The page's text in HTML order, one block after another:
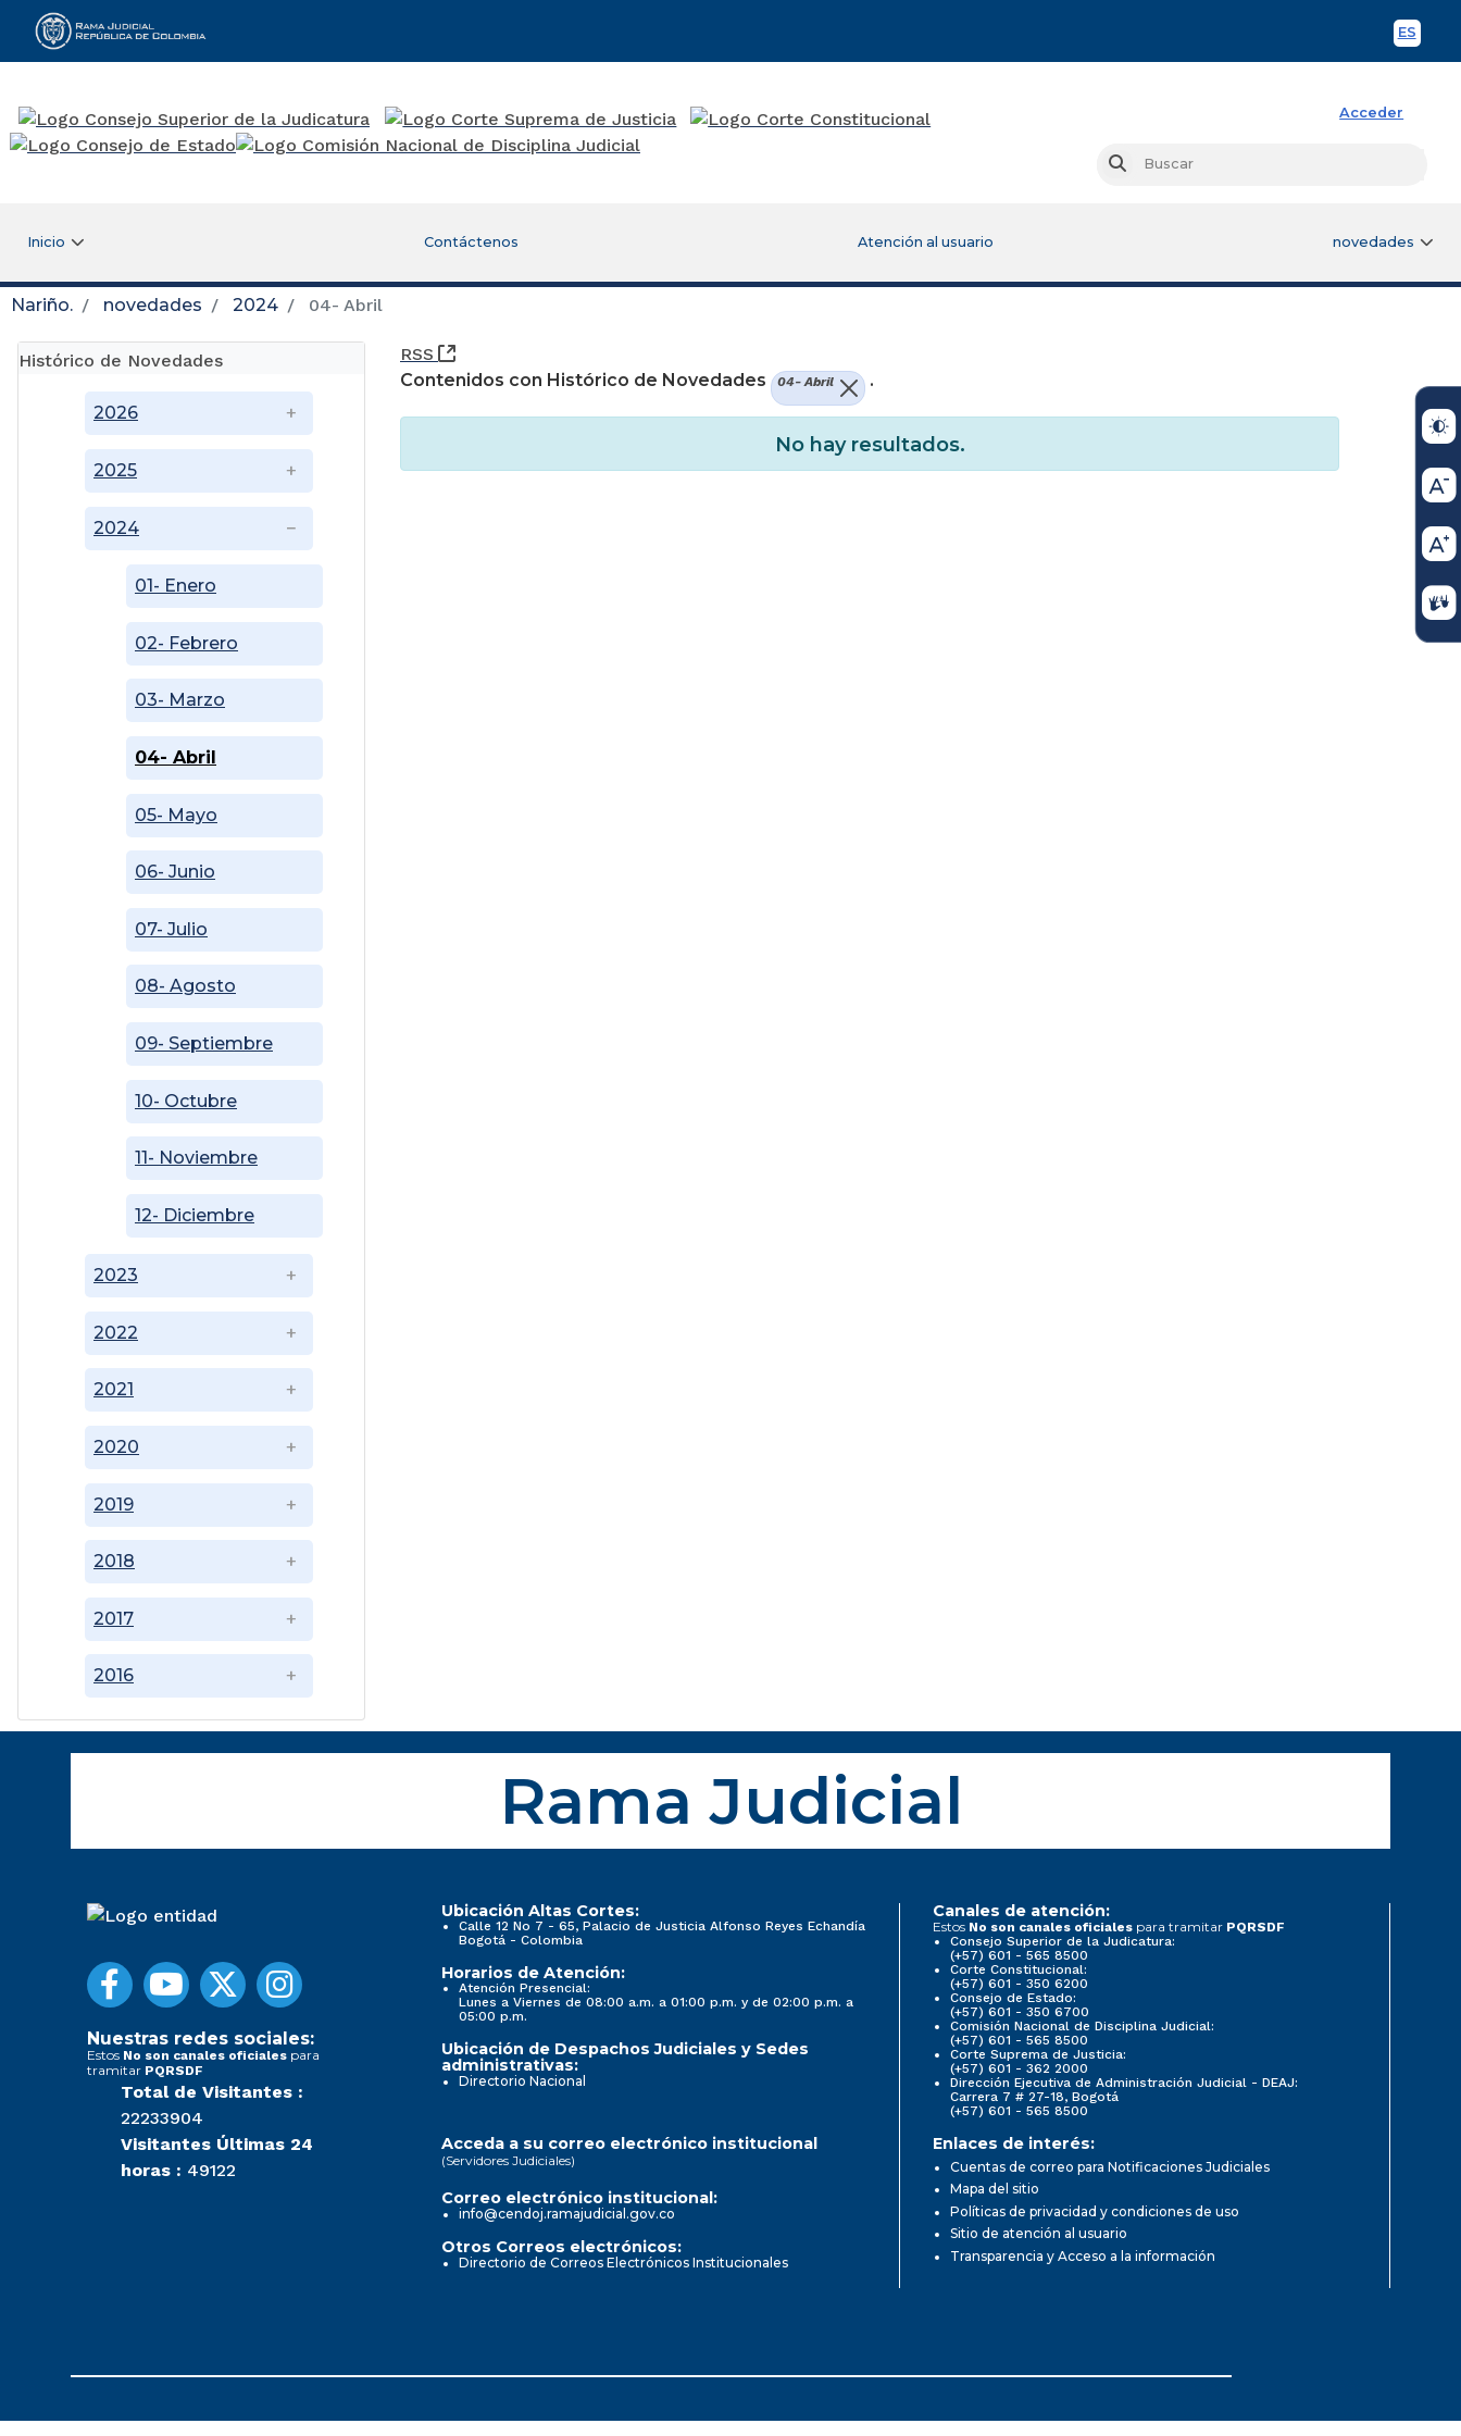
ES
Rama Judicial
Acceder
Buscar
Inicio Contáctenos Atención al usuario novedades
Nariño. novedades 2024 04- Abril
Histórico de Novedades
2016
2017
2018
2019
2020
2021
2022
2023
2024
01- Enero
02- Febrero
03- Marzo
04- Abril
05- Mayo
06- Junio
07- Julio
08- Agosto
09- Septiembre
10- Octubre
11- Noviembre
12- Diciembre
2025
2026
RSS
(Abre una nueva ventana)
Contenidos con Histórico de Novedades
04- Abril .
No hay resultados.
Rama Judicial
Nuestras redes sociales:
Estos No son canales oficiales para
tramitar PQRSDF
Total de Visitantes :
22233904
Visitantes Últimas 24
horas : 49122
Ubicación Altas Cortes:
Calle 12 No 7 - 65, Palacio de Justicia Alfonso Reyes Echandía
Bogotá - Colombia
Horarios de Atención:
Atención Presencial:
Lunes a Viernes de 08:00 a.m. a 01:00 p.m. y de 02:00 p.m. a
05:00 p.m.
Ubicación de Despachos Judiciales y Sedes
administrativas:
Directorio Nacional
Canales de atención:
Estos No son canales oficiales para tramitar PQRSDF
Consejo Superior de la Judicatura:
(+57) 601 - 565 8500
Corte Constitucional:
(+57) 601 - 350 6200
Consejo de Estado:
(+57) 601 - 350 6700
Comisión Nacional de Disciplina Judicial:
(+57) 601 - 565 8500
Corte Suprema de Justicia:
(+57) 601 - 362 2000
Dirección Ejecutiva de Administración Judicial - DEAJ:
Carrera 7 # 27-18, Bogotá
(+57) 601 - 565 8500
Acceda a su correo electrónico institucional
(Servidores Judiciales)
Correo electrónico institucional:
info@cendoj.ramajudicial.gov.co
Otros Correos electrónicos:
Directorio de Correos Electrónicos Institucionales
Enlaces de interés:
Cuentas de correo para Notificaciones Judiciales
Mapa del sitio
Políticas de privacidad y condiciones de uso
Sitio de atención al usuario
Transparencia y Acceso a la información